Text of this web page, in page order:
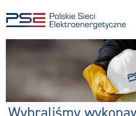
do
menu
do
treści